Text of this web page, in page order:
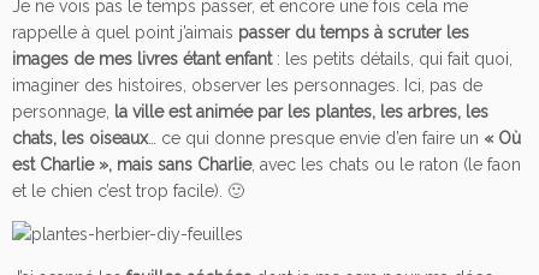
Je ne vois pas le temps passer, et encore une fois cela me
rappelle à quel point j’aimais passer du temps à scruter les
images de mes livres étant enfant: les petits détails, qui fait quoi,
imaginer des histoires, observer les personnages. Ici, pas de
personnage, la ville est animée par les plantes, les arbres, les
chats, les oiseaux… ce qui donne presque envie d’en faire un « Où
est Charlie », mais sans Charlie, avec les chats ou le raton (le faon
et le chien c’est trop facile). 🙂